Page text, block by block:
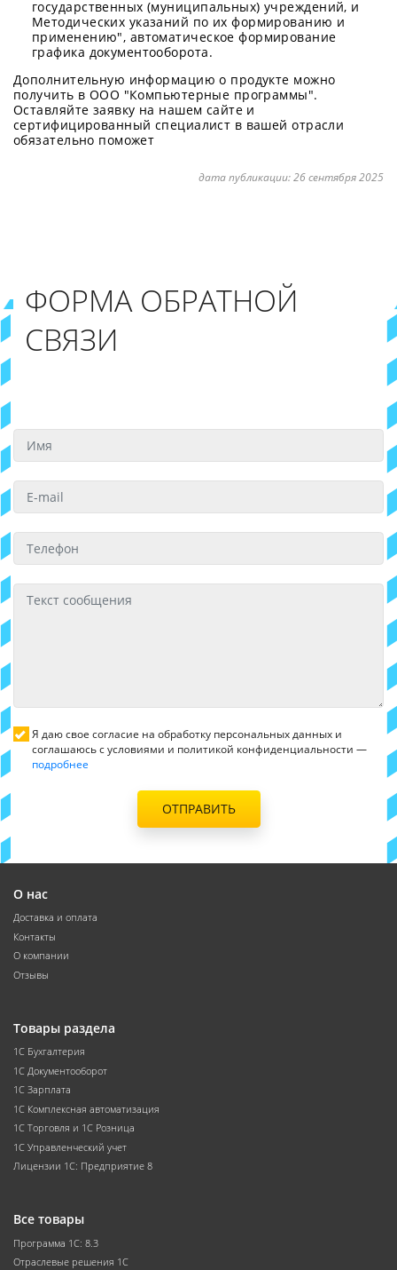
государственных (муниципальных) учреждений, и
Методических указаний по их формированию и
применению", автоматическое формирование
графика документооборота.
Дополнительную информацию о продукте можно
получить в ООО "Компьютерные программы".
Оставляйте заявку на нашем сайте и
сертифицированный специалист в вашей отрасли
обязательно поможет
дата публикации:26 сентября 2025
ФОРМА ОБРАТНОЙ
СВЯЗИ
Я даю свое согласие на обработку персональных данных и
соглашаюсь с условиями и политикой конфиденциальности —
подробнее
ОТПРАВИТЬ
О нас
Доставка и оплата
Контакты
О компании
Отзывы
Товары раздела
1С Бухгалтерия
1С Документооборот
1С Зарплата
1С Комплексная автоматизация
1С Торговля и 1С Розница
1С Управленческий учет
Лицензии 1С: Предприятие 8
Все товары
Программа 1С: 8.3
Отраслевые решения 1С